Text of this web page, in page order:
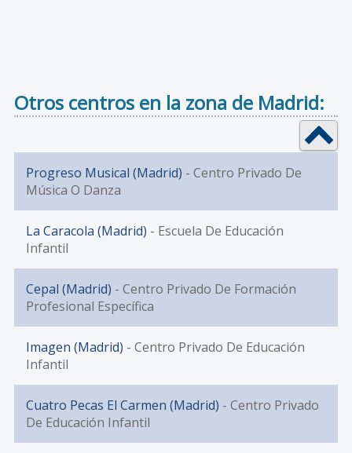
Otros centros en la zona de Madrid:
Progreso Musical (Madrid) - Centro Privado De
Música O Danza
La Caracola (Madrid) - Escuela De Educación
Infantil
Cepal (Madrid) - Centro Privado De Formación
Profesional Específica
Imagen (Madrid) - Centro Privado De Educación
Infantil
Cuatro Pecas El Carmen (Madrid) - Centro Privado
De Educación Infantil